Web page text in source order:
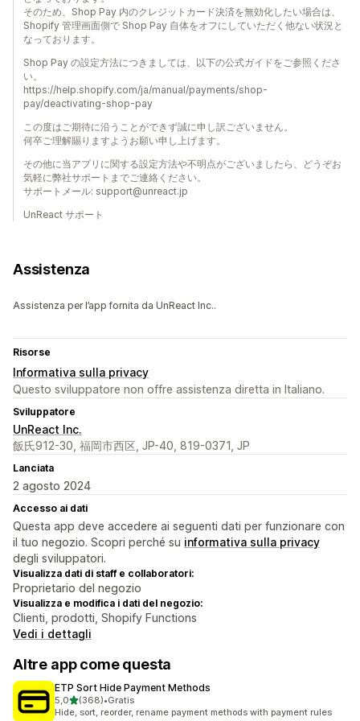
そのため、Shop Pay 内のクレジットカード決済を無効化したい場合は、
Shopify 管理画面側で Shop Pay 自体をオフにしていただく他ない状況と
なっております。
Shop Pay の設定方法につきましては、以下の公式ガイドをご参照くださ
い。
https://help.shopify.com/ja/manual/payments/shop-
pay/deactivating-shop-pay
この度はご期待に沿うことができず誠に申し訳ございません。
何卒ご理解賜りますようお願い申し上げます。
その他に当アプリに関する設定方法や不明点がございましたら、どうぞお
気軽に弊社サポートまでご連絡ください。
サポートメール: support@unreact.jp
UnReact サポート
Assistenza
Assistenza per l’app fornita da UnReact Inc..
Risorse
Informativa sulla privacy
Questo sviluppatore non offre assistenza diretta in Italiano.
Sviluppatore
UnReact Inc.
飯氏912-30, 福岡市西区, JP-40, 819-0371, JP
Lanciata
2 agosto 2024
Accesso ai dati
Questa app deve accedere ai seguenti dati per funzionare con
il tuo negozio. Scopri perché su informativa sulla privacy
degli sviluppatori.
Visualizza dati di staff e collaboratori:
Proprietario del negozio
Visualizza e modifica i dati del negozio:
Clienti, prodotti, Shopify Functions
Vedi i dettagli
Altre app come questa
ETP Sort Hide Payment Methods
5,0stelle su 5
(368)
368 recensioni totali
•Gratis
Hide, sort, reorder, rename payment methods with payment rules